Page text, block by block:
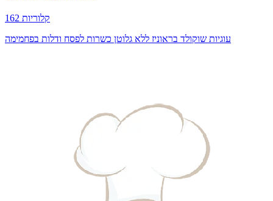
162 קלוריות
עוגיות שוקולד בראוניז ללא גלוטן כשרות לפסח ודלות בפחמימה